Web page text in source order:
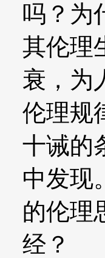
吗？为
其伦理
衰，为
伦理规
十诫的
中发现
的伦理
经？